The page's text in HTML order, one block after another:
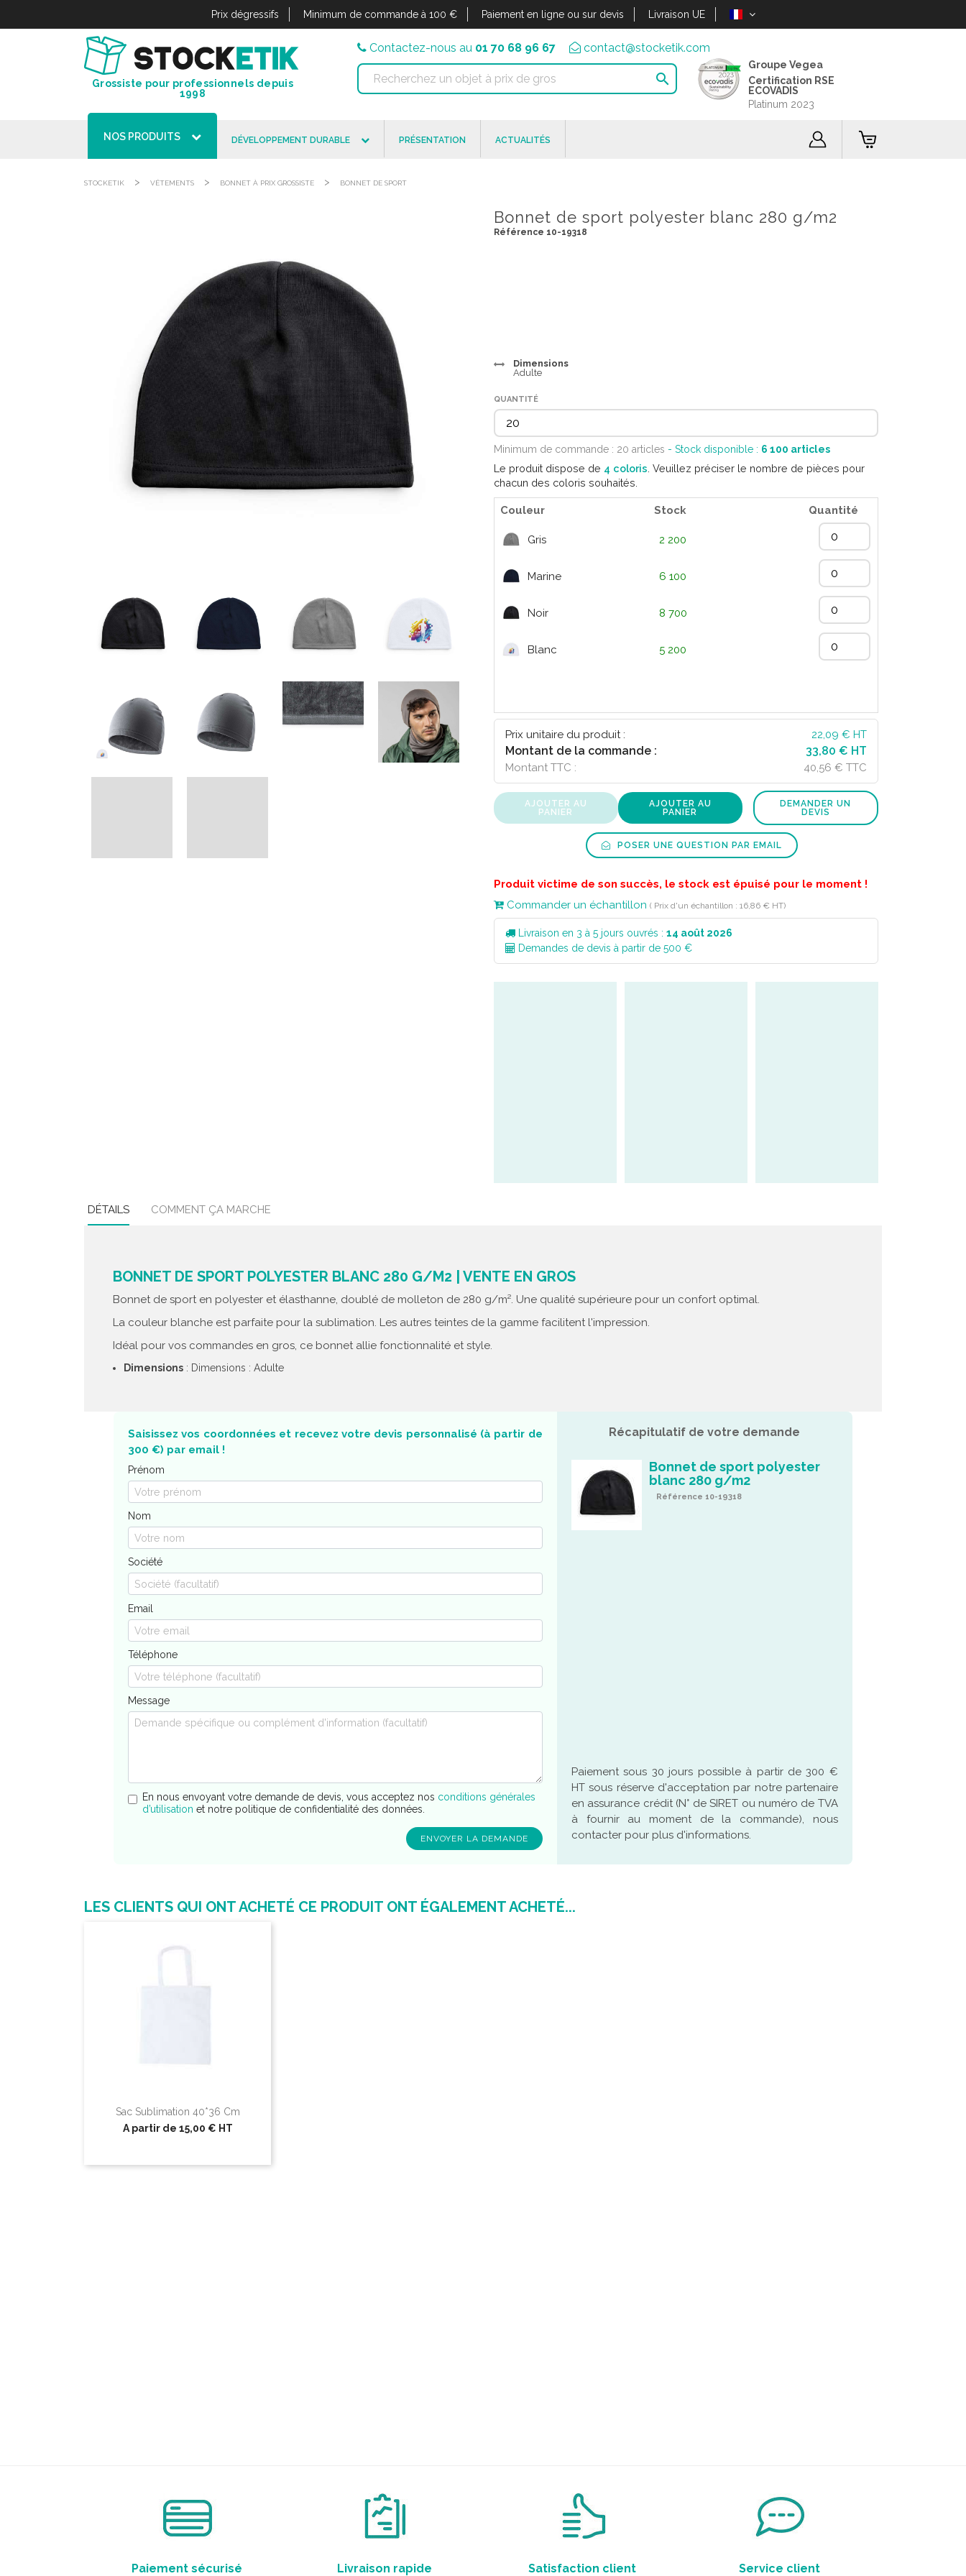
Prix dégressifs Minimum de commande à 100 € Paiement en ligne ou sur devis Livraison UE
Grossiste pour professionnels depuis
1998
Contactez-nous au 01 70 68 96 67 contact@stocketik.com

Groupe Vegea
Certification RSE
ECOVADIS
Platinum 2023
NOS PRODUITS DÉVELOPPEMENT DURABLE PRÉSENTATION ACTUALITÉS
STOCKETIK > VÊTEMENTS > BONNET À PRIX GROSSISTE > BONNET DE SPORT
Bonnet de sport polyester blanc 280 g/m2
Référence 10-19318
Dimensions
Adulte
QUANTITÉ
Minimum de commande : 20 articles - Stock disponible : 6 100 articles
Le produit dispose de 4 coloris . Veuillez préciser le nombre de pièces pour
chacun des coloris souhaités.
Couleur Stock Quantité
Gris 2 200
Marine 6 100
Noir 8 700
Blanc 5 200
Prix unitaire du produit : 22,09 € HT
Montant de la commande : 33,80 € HT
Montant TTC : 40,56 € TTC
AJOUTER AU
PANIER
AJOUTER AU
PANIER
DEMANDER UN
DEVIS
POSER UNE QUESTION PAR EMAIL
Produit victime de son succès, le stock est épuisé pour le moment !
Commander un échantillon ( Prix d'un échantillon : 16,86 € HT)
Livraison en 3 à 5 jours ouvrés : 14 août 2026
Demandes de devis à partir de 500 €
DÉTAILS COMMENT ÇA MARCHE
BONNET DE SPORT POLYESTER BLANC 280 G/M2 | VENTE EN GROS
Bonnet de sport en polyester et élasthanne, doublé de molleton de 280 g/m². Une qualité supérieure pour un confort optimal.
La couleur blanche est parfaite pour la sublimation. Les autres teintes de la gamme facilitent l'impression.
Idéal pour vos commandes en gros, ce bonnet allie fonctionnalité et style.
Dimensions : Dimensions : Adulte
Saisissez vos coordonnées et recevez votre devis personnalisé (à partir de
300 €) par email !
Prénom
Nom
Société
Email
Téléphone
Message
En nous envoyant votre demande de devis, vous acceptez nos conditions générales
d’utilisation et notre politique de confidentialité des données.
Récapitulatif de votre demande
Bonnet de sport polyester
blanc 280 g/m2
Référence 10-19318
Paiement sous 30 jours possible à partir de 300 €
HT sous réserve d'acceptation par notre partenaire
en assurance crédit (N° de SIRET ou numéro de TVA
à fournir au moment de la commande), nous
contacter pour plus d'informations.
LES CLIENTS QUI ONT ACHETÉ CE PRODUIT ONT ÉGALEMENT ACHETÉ...
Sac Sublimation 40*36 Cm
A partir de 15,00 € HT
Paiement sécurisé Livraison rapide Satisfaction client Service client